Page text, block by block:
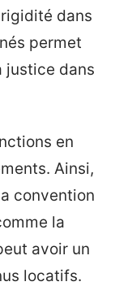
dans
permet
justice dans
en
Ainsi,
convention
la
avoir un
locatifs.